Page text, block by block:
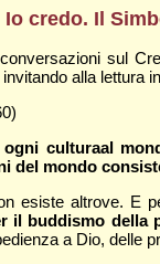
Io credo. Il
sul
alla lettura
ogni culturaal
del mondo
esiste altrove. E
il buddismo della
a Dio, delle